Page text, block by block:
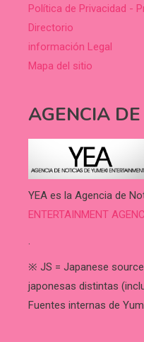
Política de Privacidad -
Directorio
información Legal
Mapa del sitio
AGENCIA
YEA es la Agencia de
ENTERTAINMENT
.
※ JS = Japanese
japonesas distintas
Fuentes internas de